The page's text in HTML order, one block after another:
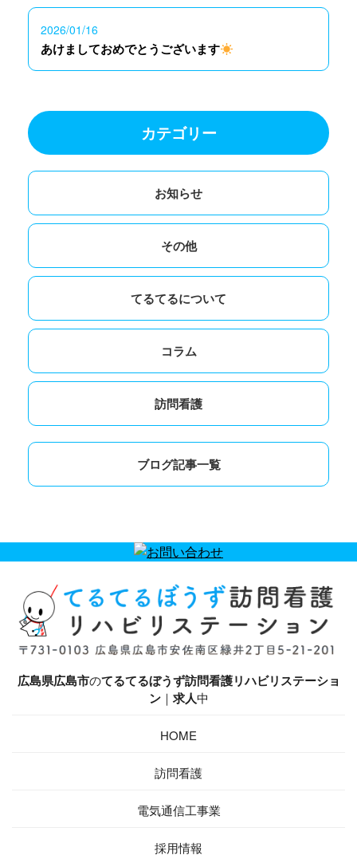
2026/01/16
あけましておめでとうございます
カテゴリー
お知らせ
その他
てるてるについて
コラム
訪問看護
ブログ記事一覧
広島県広島市のてるてるぼうず訪問看護リハビリステーショ
ン｜ 求人中
HOME
訪問看護
電気通信工事業
採用情報